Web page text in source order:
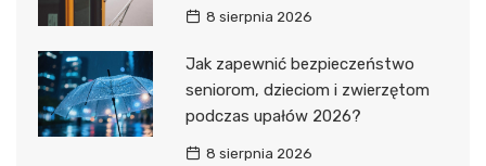
8 sierpnia 2026
Jak zapewnić bezpieczeństwo
seniorom, dzieciom i zwierzętom
podczas upałów 2026?
8 sierpnia 2026